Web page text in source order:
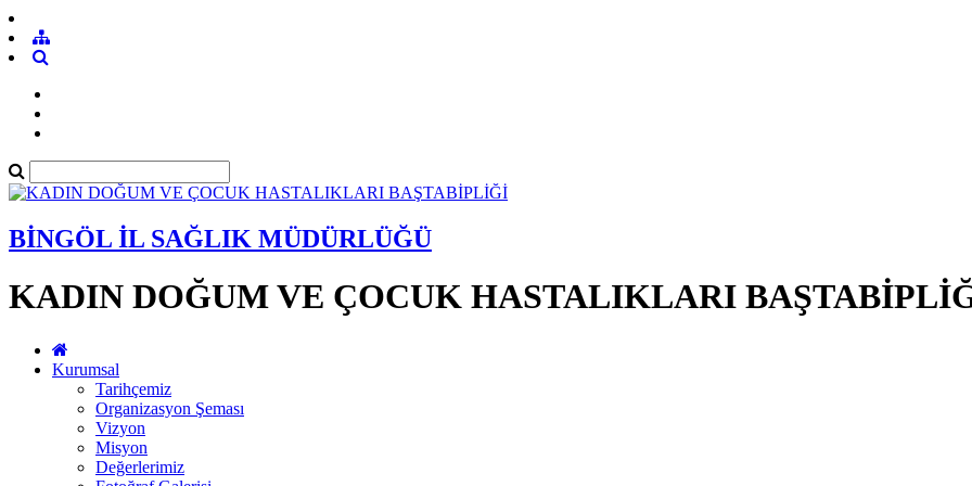
BİNGÖL İL SAĞLIK MÜDÜRLÜĞÜ
KADIN DOĞUM VE ÇOCUK HASTALIKLARI
Kurumsal
Tarihçemiz
Organizasyon Şeması
Vizyon
Misyon
Değerlerimiz